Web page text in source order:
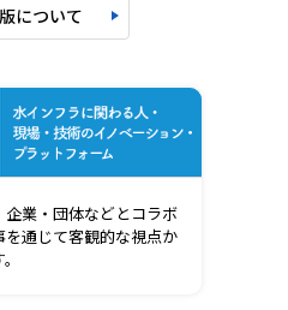
について
企業・団体などとコラボ
を通じて客観的な視点か